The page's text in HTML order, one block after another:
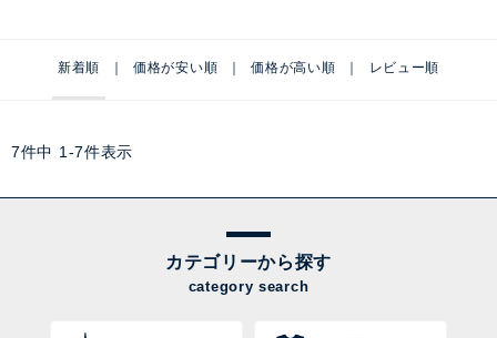
新着順 価格が安い順 価格が高い順 レビュー順
7件中 1 -7件表示
カテゴリーから探す
category search